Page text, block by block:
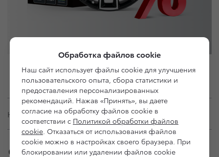
Юридическая информация
Обработка файлов cookie
Наш сайт использует файлы cookie для улучшения
пользовательского опыта, сбора статистики и
предоставления персонализированных
рекомендаций. Нажав «Принять», вы даете
согласие на обработку файлов cookie в
соответствии с Политикой обработки файлов
cookie. Отказаться от использования файлов
cookie можно в настройках своего браузера. При
блокировании или удалении файлов cookie